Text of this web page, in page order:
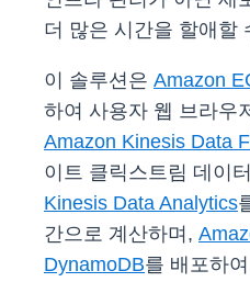
더 많은 시간을 할애할
이 솔루션은 Amazon
하여 사용자 웹 브라우
Amazon Kinesis Data
이트 클릭스트림 데이
Kinesis Data Analytics
간으로 계산하며,
DynamoDB를 배포하